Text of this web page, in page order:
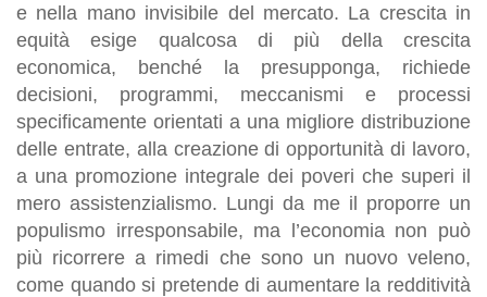
e nella mano invisibile del mercato. La crescita in
equità esige qualcosa di più della crescita
economica, benché la presupponga, richiede
decisioni, programmi, meccanismi e processi
specificamente orientati a una migliore distribuzione
delle entrate, alla creazione di opportunità di lavoro,
a una promozione integrale dei poveri che superi il
mero assistenzialismo. Lungi da me il proporre un
populismo irresponsabile, ma l’economia non può
più ricorrere a rimedi che sono un nuovo veleno,
come quando si pretende di aumentare la redditività